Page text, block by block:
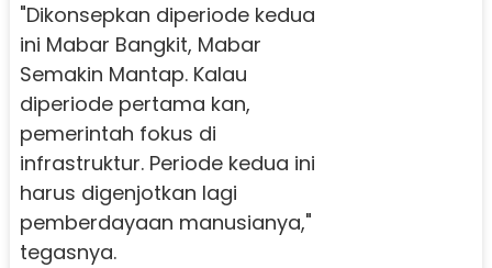
"Dikonsepkan diperiode kedua
ini Mabar Bangkit, Mabar
Semakin Mantap. Kalau
diperiode pertama kan,
pemerintah fokus di
infrastruktur. Periode kedua ini
harus digenjotkan lagi
pemberdayaan manusianya,"
tegasnya.